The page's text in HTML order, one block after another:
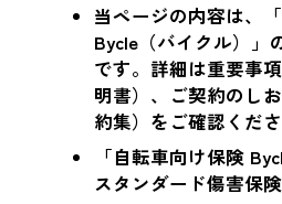
当ページの内容は、
Bycle（バイクル）」
です。詳細は重要事
明書）、ご契約のし
約集）をご確認くださ
「自転車向け保険
スタンダード傷害保